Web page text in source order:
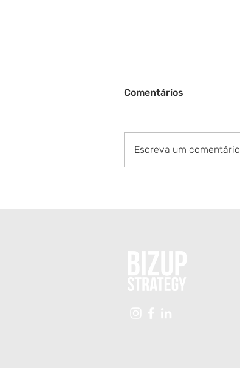
Comentários
Escreva um comentário